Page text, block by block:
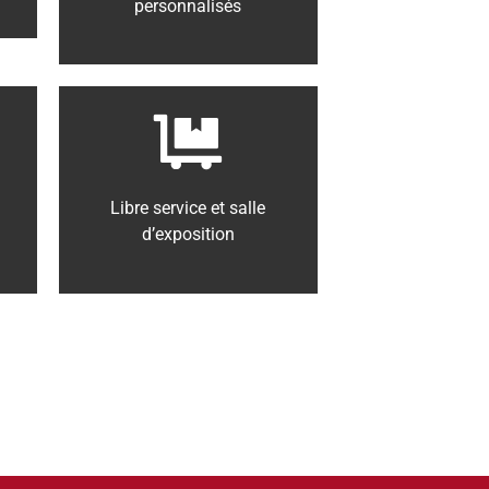
personnalisés
Libre service et salle
d’exposition